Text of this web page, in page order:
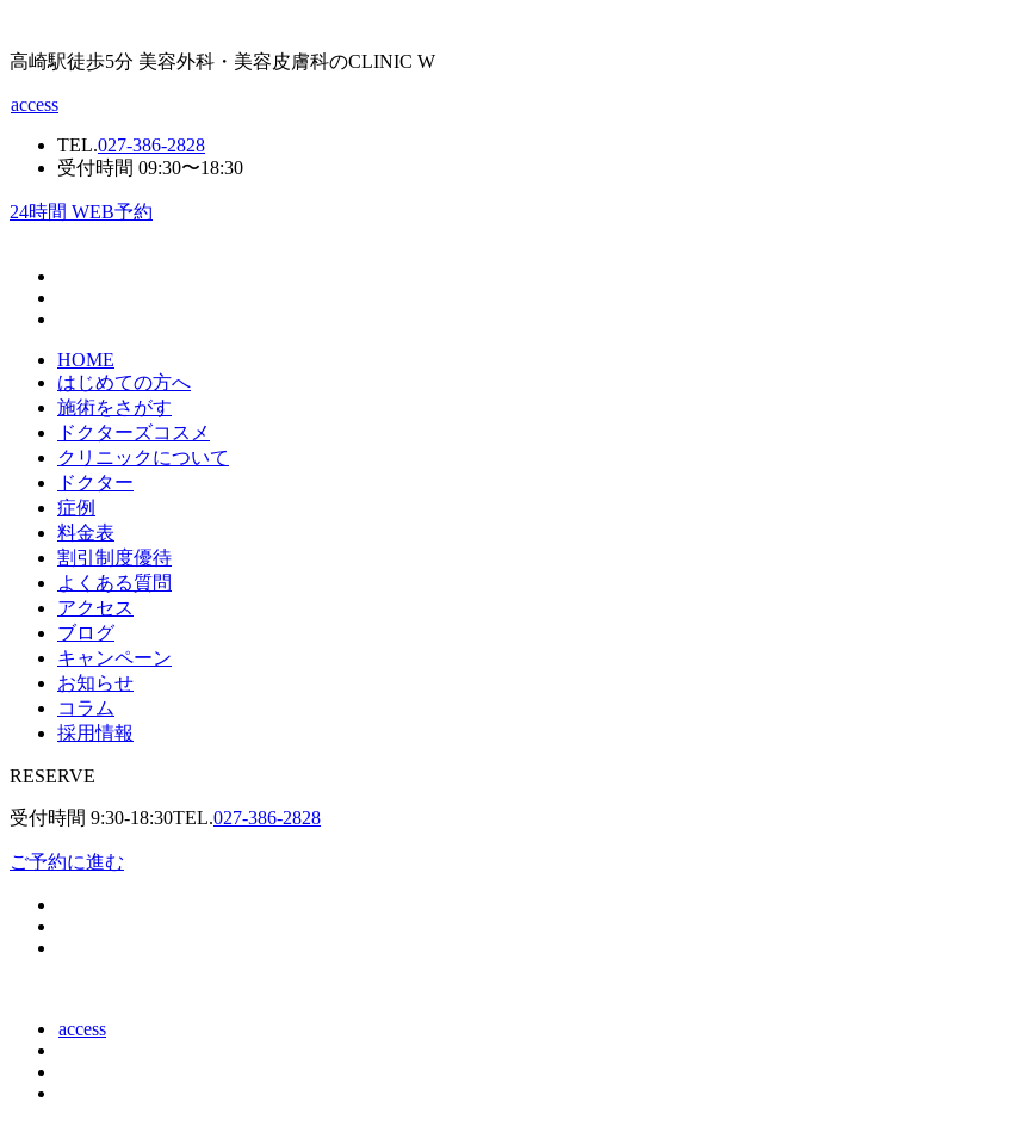
高崎駅徒歩5分 美容外科・美容皮膚科のCLINIC W
access
TEL.027-386-2828
受付時間 09:30〜18:30
24時間 WEB予約
HOME
はじめての方へ
施術をさがす
ドクターズコスメ
クリニックについて
ドクター
症例
料金表
割引制度優待
よくある質問
アクセス
ブログ
キャンペーン
お知らせ
コラム
採用情報
RESERVE
受付時間 9:30-18:30TEL.027-386-2828
ご予約に進む
access